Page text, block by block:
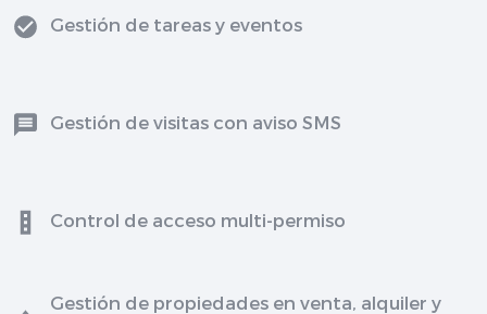
Gestión de tareas y eventos
Gestión de visitas con aviso SMS
Control de acceso multi-permiso
Gestión de propiedades en venta, alquiler y